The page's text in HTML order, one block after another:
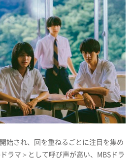
始され、回を重ねるごとに注目を集め
ラマ＞として呼び声が高い、MBSドラ